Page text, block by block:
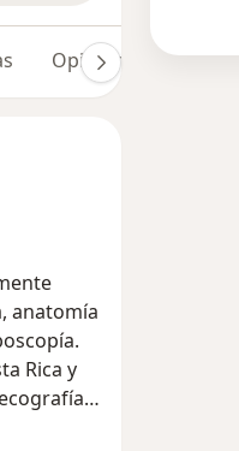
Opiniones (63)
anatomía
Rica y